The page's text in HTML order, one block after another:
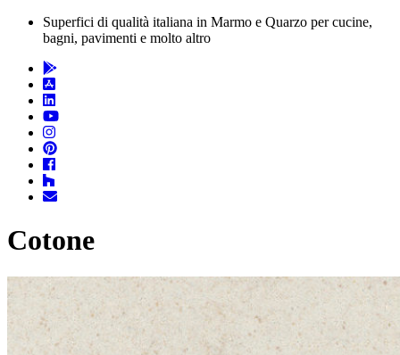
Superfici di qualità italiana in Marmo e Quarzo per cucine,
bagni, pavimenti e molto altro
Cotone